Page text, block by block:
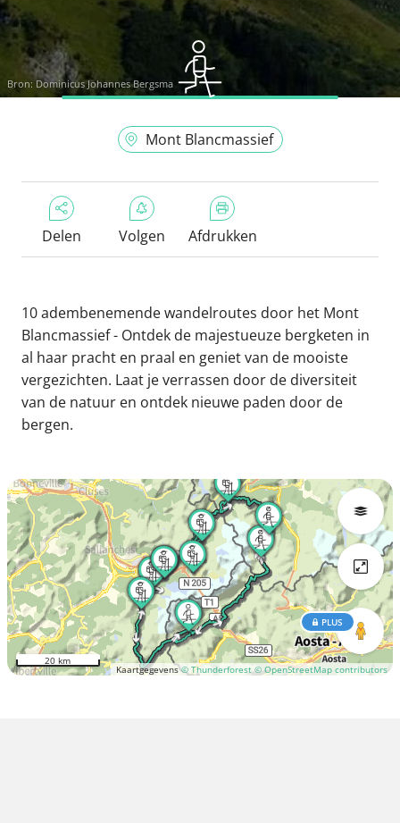
Bron:Dominicus Johannes Bergsma
Mont Blancmassief
Delen Volgen Afdrukken
10 adembenemende wandelroutes door het Mont
Blancmassief - Ontdek de majestueuze bergketen in
al haar pracht en praal en geniet van de mooiste
vergezichten. Laat je verrassen door de diversiteit
van de natuur en ontdek nieuwe paden door de
bergen.
Kaartgegevens© Thunderforest © OpenStreetMap contributors
PLUS
20 km